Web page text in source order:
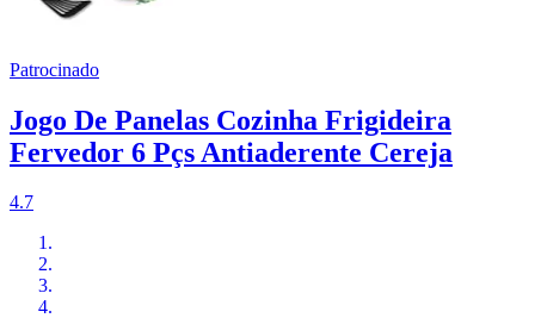
Patrocinado
Jogo De Panelas Cozinha Frigideira
Fervedor 6 Pçs Antiaderente Cereja
4.7